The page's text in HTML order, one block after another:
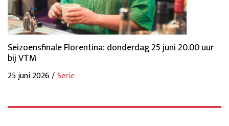
Seizoensfinale Florentina: donderdag 25 juni 20.00 uur
bij VTM
25 juni 2026 /Serie